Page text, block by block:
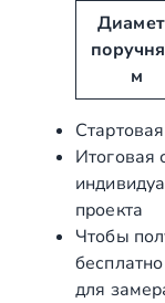
м
Итоговая
проекта
Чтобы
для